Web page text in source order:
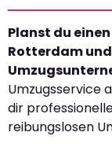
Planst du
Rotterdam
Umzugsservice
dir
reibungslosen